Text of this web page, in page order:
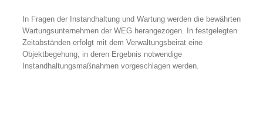
In Fragen der Instandhaltung und Wartung werden die bewährten
Wartungsunternehmen der WEG herangezogen. In festgelegten
Zeitabständen erfolgt mit dem Verwaltungsbeirat eine
Objektbegehung, in deren Ergebnis notwendige
Instandhaltungsmaßnahmen vorgeschlagen werden.